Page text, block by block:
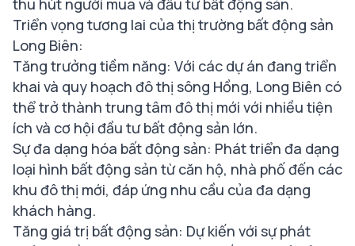
Triển vọng tương lai của thị trường bất động sản
Long Biên:
Tăng trưởng tiềm năng: Với các dự án đang triển
khai và quy hoạch đô thị sông Hồng, Long Biên có
thể trở thành trung tâm đô thị mới với nhiều tiện
ích và cơ hội đầu tư bất động sản lớn.
Sự đa dạng hóa bất động sản: Phát triển đa dạng
loại hình bất động sản từ căn hộ, nhà phố đến các
khu đô thị mới, đáp ứng nhu cầu của đa dạng
khách hàng.
Tăng giá trị bất động sản: Dự kiến với sự phát